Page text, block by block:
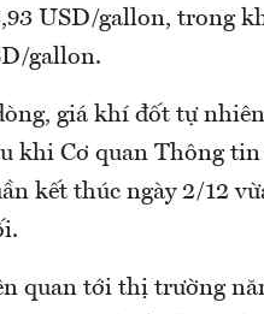
USD/gallon, trong
gallon.
giá khí đốt tự
khi Cơ quan Thông
kết thúc ngày 2/12
quan tới thị trường